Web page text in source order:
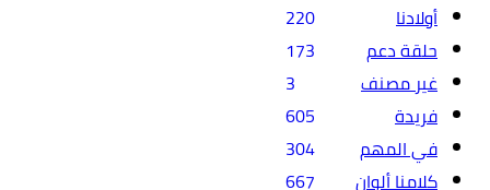
أولادنا
220
حلقة دعم
173
غير مصنف
3
فريدة
605
في المهم
304
كلامنا ألوان
667